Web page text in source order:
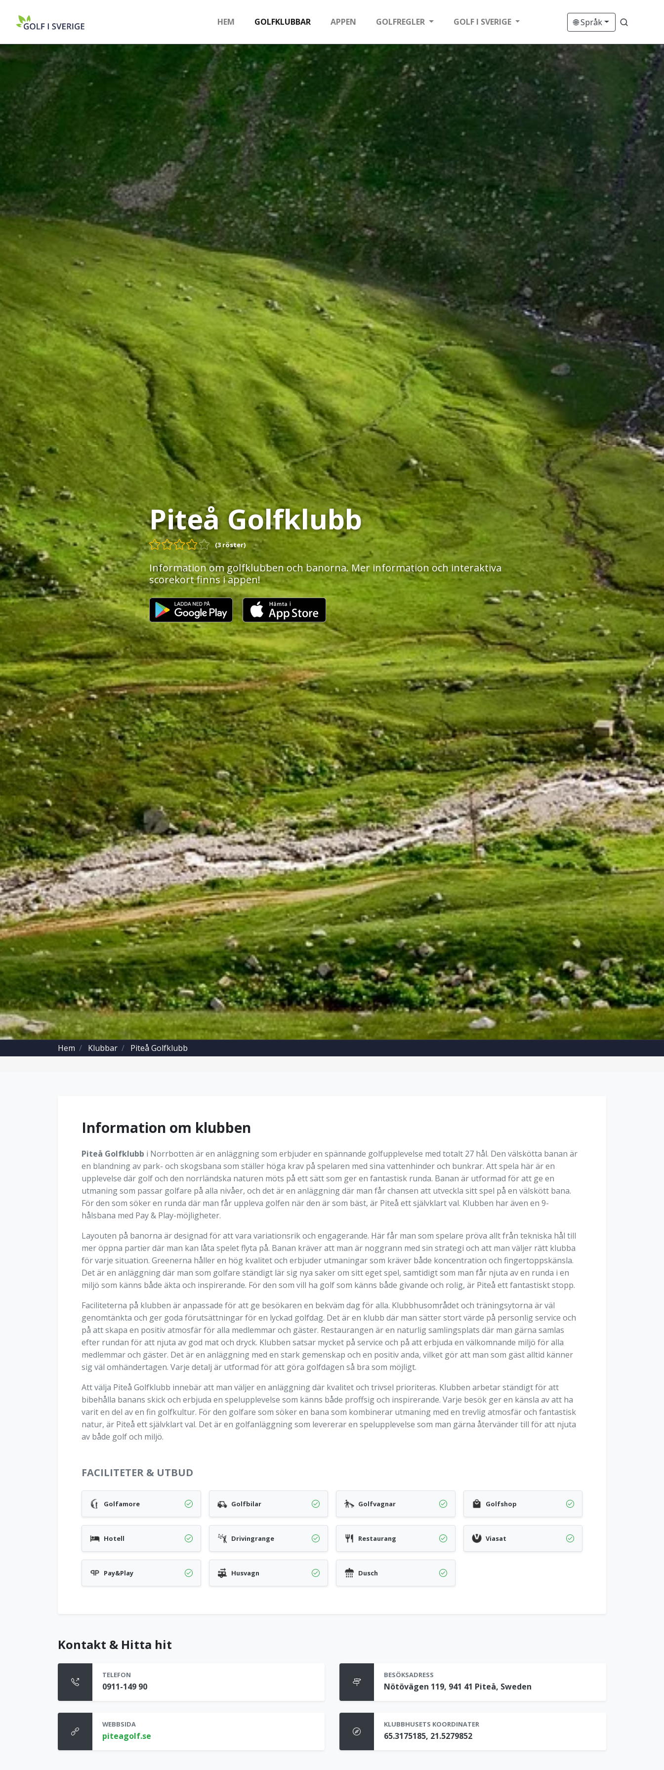
HEM GOLFKLUBBAR APPEN GOLFREGLER GOLF I SVERIGE 🌐 Språk
Piteå Golfklubb
(3 röster)
Information om golfklubben och banorna. Mer information och interaktiva
scorekort finns i appen!
Hem Klubbar Piteå Golfklubb
Information om klubben
Piteå Golfklubb i Norrbotten är en anläggning som erbjuder en spännande golfupplevelse med totalt 27 hål. Den välskötta banan är
en blandning av park- och skogsbana som ställer höga krav på spelaren med sina vattenhinder och bunkrar. Att spela här är en
upplevelse där golf och den norrländska naturen möts på ett sätt som ger en fantastisk runda. Banan är utformad för att ge en
utmaning som passar golfare på alla nivåer, och det är en anläggning där man får chansen att utveckla sitt spel på en välskött bana.
För den som söker en runda där man får uppleva golfen när den är som bäst, är Piteå ett självklart val. Klubben har även en 9-
hålsbana med Pay & Play-möjligheter.
Layouten på banorna är designad för att vara variationsrik och engagerande. Här får man som spelare pröva allt från tekniska hål till
mer öppna partier där man kan låta spelet flyta på. Banan kräver att man är noggrann med sin strategi och att man väljer rätt klubba
för varje situation. Greenerna håller en hög kvalitet och erbjuder utmaningar som kräver både koncentration och fingertoppskänsla.
Det är en anläggning där man som golfare ständigt lär sig nya saker om sitt eget spel, samtidigt som man får njuta av en runda i en
miljö som känns både äkta och inspirerande. För den som vill ha golf som känns både givande och rolig, är Piteå ett fantastiskt stopp.
Faciliteterna på klubben är anpassade för att ge besökaren en bekväm dag för alla. Klubbhusområdet och träningsytorna är väl
genomtänkta och ger goda förutsättningar för en lyckad golfdag. Det är en klubb där man sätter stort värde på personlig service och
på att skapa en positiv atmosfär för alla medlemmar och gäster. Restaurangen är en naturlig samlingsplats där man gärna samlas
efter rundan för att njuta av god mat och dryck. Klubben satsar mycket på service och på att erbjuda en välkomnande miljö för alla
medlemmar och gäster. Det är en anläggning med en stark gemenskap och en positiv anda, vilket gör att man som gäst alltid känner
sig väl omhändertagen. Varje detalj är utformad för att göra golfdagen så bra som möjligt.
Att välja Piteå Golfklubb innebär att man väljer en anläggning där kvalitet och trivsel prioriteras. Klubben arbetar ständigt för att
bibehålla banans skick och erbjuda en spelupplevelse som känns både proffsig och inspirerande. Varje besök ger en känsla av att ha
varit en del av en fin golfkultur. För den golfare som söker en bana som kombinerar utmaning med en trevlig atmosfär och fantastisk
natur, är Piteå ett självklart val. Det är en golfanläggning som levererar en spelupplevelse som man gärna återvänder till för att njuta
av både golf och miljö.
FACILITETER & UTBUD
Golfamore Golfbilar Golfvagnar Golfshop
Hotell Drivingrange Restaurang Viasat
Pay&Play Husvagn Dusch
Kontakt & Hitta hit
TELEFON
0911-149 90
BESÖKSADRESS
Nötövägen 119, 941 41 Piteå, Sweden
WEBBSIDA
piteagolf.se
KLUBBHUSETS KOORDINATER
65.3175185, 21.5279852